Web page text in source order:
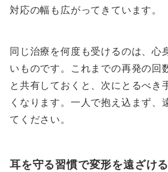
対応の幅も広がってきています。
同じ治療を何度も受けるのは、心
いものです。これまでの再発の回
と共有しておくと、次にとるべき
くなります。一人で抱え込まず、
てください。
耳を守る習慣で変形を遠ざける